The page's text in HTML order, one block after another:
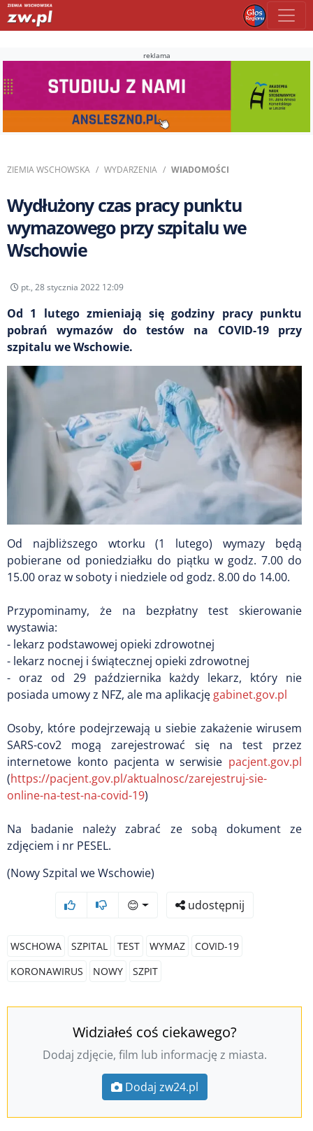
reklama
ZIEMIA WSCHOWSKA WYDARZENIA WIADOMOŚCI
Wydłużony czas pracy punktu
wymazowego przy szpitalu we
Wschowie
pt., 28 stycznia 2022 12:09
Od 1 lutego zmieniają się godziny pracy punktu
pobrań wymazów do testów na COVID-19 przy
szpitalu we Wschowie.
Od najbliższego wtorku (1 lutego) wymazy będą
pobierane od poniedziałku do piątku w godz. 7.00 do
15.00 oraz w soboty i niedziele od godz. 8.00 do 14.00.
Przypominamy, że na bezpłatny test skierowanie
wystawia:
- lekarz podstawowej opieki zdrowotnej
- lekarz nocnej i świątecznej opieki zdrowotnej
- oraz od 29 października każdy lekarz, który nie
posiada umowy z NFZ, ale ma aplikacjęgabinet.gov.pl
Osoby, które podejrzewają u siebie zakażenie wirusem
SARS-cov2 mogą zarejestrować się na test przez
internetowe konto pacjenta w serwisie pacjent.gov.pl
(https://pacjent.gov.pl/aktualnosc/zarejestruj-sie-
online-na-test-na-covid-19)
Na badanie należy zabrać ze sobą dokument ze
zdjęciem i nr PESEL.
(Nowy Szpital we Wschowie)
😊 udostępnij
WSCHOWA SZPITAL TEST WYMAZ
COVID-19
KORONAWIRUS
NOWY SZPIT
Widziałeś coś ciekawego?
Dodaj zdjęcie, film lub informację z miasta.
Dodaj zw24.pl